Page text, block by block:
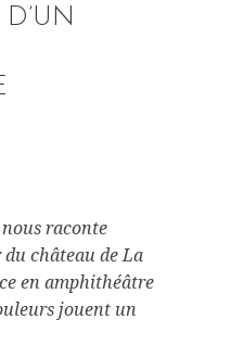
raconte
château de La
en amphithéâtre
jouent un